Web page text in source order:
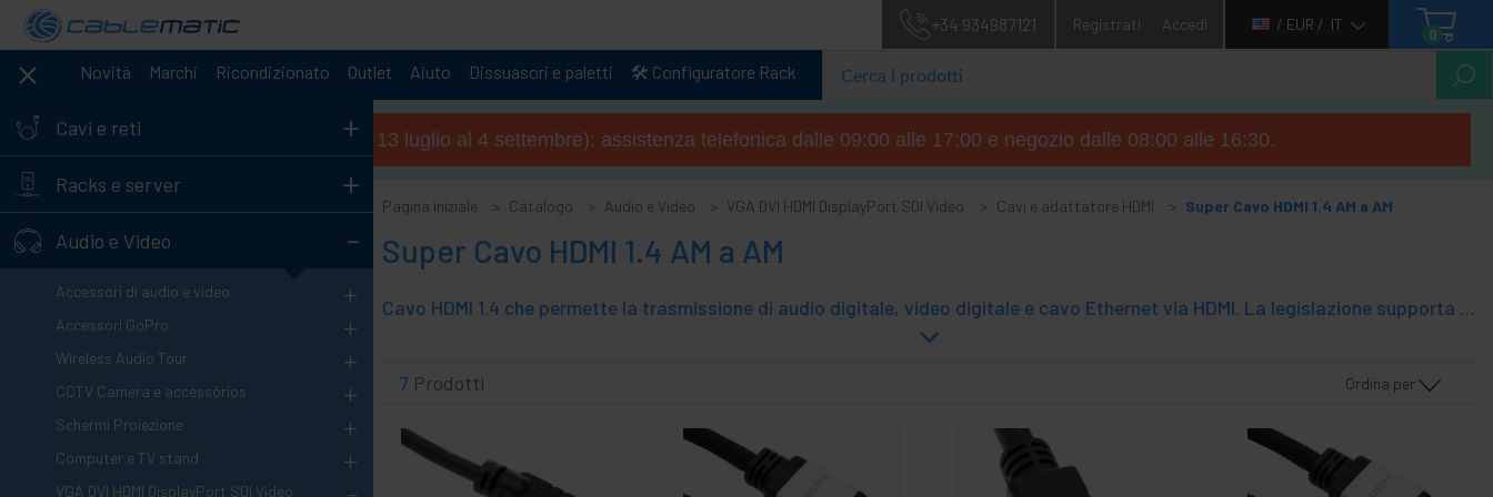
+34 934987121 Registrati Accedi / EUR / IT
0
Novità Marchi Ricondizionato Outlet Aiuto Dissuasori e paletti 🛠️ Configuratore Rack
Cavi e reti +
Racks e server +
Audio e Video -
Accessori di audio e video +
Accessori GoPro +
Wireless Audio Tour +
CCTV Camera e accessórios +
Schermi Proiezione +
Computer e TV stand +
VGA DVI HDMI DisplayPort SDI Video
Orario estivo (dal 13 luglio al 4 settembre): assistenza telefonica dalle 09:00 alle 17:00 e negozio dalle 08:00 alle 16:30.
Pagina iniziale Catalogo Audio e Video VGA DVI HDMI DisplayPort SDI Video Cavi e adattatore HDMI Super Cavo HDMI 1.4 AM a AM
Super Cavo HDMI 1.4 AM a AM
Cavo HDMI 1.4 che permette la trasmissione di audio digitale, video digitale e cavo Ethernet via HDMI. La legislazione supporta HDMI 1.4 ad alta definizione FullHD comunicazioni multimediali. HDMI supporta risoluzioni di 1.3 e supporta anche risoluzioni fino a 4096 x 2160 a 24 fps o 3840 x 2160 a 30 fps. Permette di inviare e ricevere dati attraverso la connessione ethernet di 100 Mbps supportati dal cavo stesso.
7 Prodotti Ordina per